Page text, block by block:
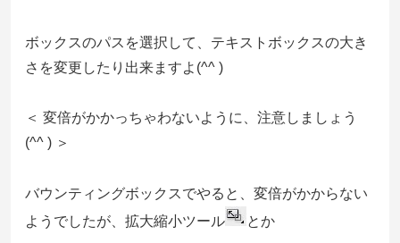
ボックスのパスを選択して、テキストボックスの大き
さを変更したり出来ますよ(^^ )
＜ 変倍がかかっちゃわないように、注意しましょう
(^^ ) ＞
バウンティングボックスでやると、変倍がかからない
ようでしたが、拡大縮小ツール
とか